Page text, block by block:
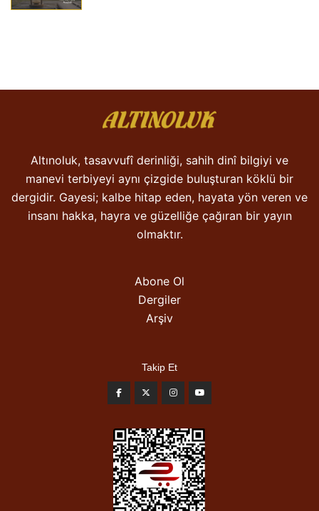
Altınoluk, tasavvufî derinliği, sahih dinî bilgiyi ve
manevi terbiyeyi aynı çizgide buluşturan köklü bir
dergidir. Gayesi; kalbe hitap eden, hayata yön veren ve
insanı hakka, hayra ve güzelliğe çağıran bir yayın
olmaktır.
Abone Ol
Dergiler
Arşiv
Takip Et